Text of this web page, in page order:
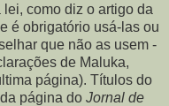
como diz o artigo da
é obrigatório usá-las ou
que não as usem -
de Maluka,
página). Títulos do
página do Jornal de